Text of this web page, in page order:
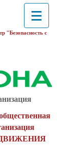
"Безопасность с